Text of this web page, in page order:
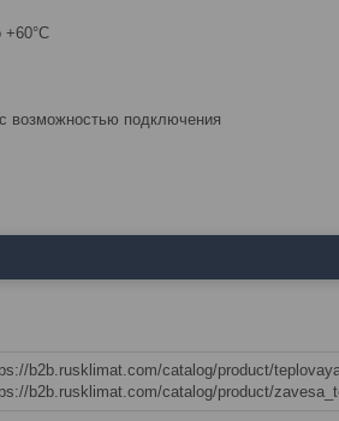
+60°С
возможностью подключения
b2b.rusklimat.com/catalog/product/
b2b.rusklimat.com/catalog/product/